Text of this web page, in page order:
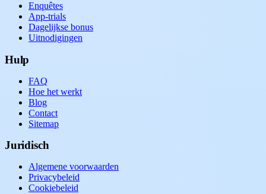
Enquêtes
App-trials
Dagelijkse bonus
Uitnodigingen
Hulp
FAQ
Hoe het werkt
Blog
Contact
Sitemap
Juridisch
Algemene voorwaarden
Privacybeleid
Cookiebeleid